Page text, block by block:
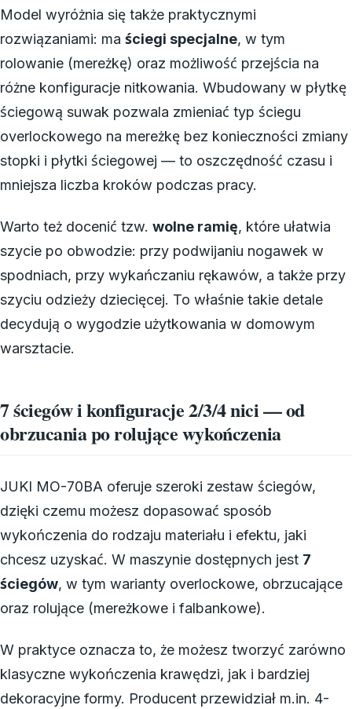
Model wyróżnia się także praktycznymi
rozwiązaniami: ma ściegi specjalne, w tym
rolowanie (mereżkę) oraz możliwość przejścia na
różne konfiguracje nitkowania. Wbudowany w płytkę
ściegową suwak pozwala zmieniać typ ściegu
overlockowego na mereżkę bez konieczności zmiany
stopki i płytki ściegowej — to oszczędność czasu i
mniejsza liczba kroków podczas pracy.
Warto też docenić tzw. wolne ramię, które ułatwia
szycie po obwodzie: przy podwijaniu nogawek w
spodniach, przy wykańczaniu rękawów, a także przy
szyciu odzieży dziecięcej. To właśnie takie detale
decydują o wygodzie użytkowania w domowym
warsztacie.
7 ściegów i konfiguracje 2/3/4 nici — od
obrzucania po rolujące wykończenia
JUKI MO-70BA oferuje szeroki zestaw ściegów,
dzięki czemu możesz dopasować sposób
wykończenia do rodzaju materiału i efektu, jaki
chcesz uzyskać. W maszynie dostępnych jest 7
ściegów, w tym warianty overlockowe, obrzucające
oraz rolujące (mereżkowe i falbankowe).
W praktyce oznacza to, że możesz tworzyć zarówno
klasyczne wykończenia krawędzi, jak i bardziej
dekoracyjne formy. Producent przewidział m.in. 4-